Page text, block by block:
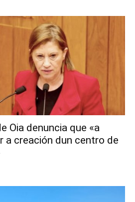
Oia denuncia que «a
a creación dun centro de